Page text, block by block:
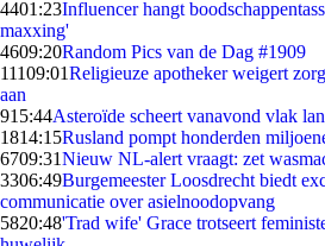
4401:23Influencer hangt
maxxing'
4609:20Random Pics van de Dag #1909
11109:01Religieuze apotheker weigert
aan
915:44Asteroïde scheert vanavond vlak
1814:15Rusland pompt honderden
6709:31Nieuw NL-alert vraagt: zet
3306:49Burgemeester Loosdrecht biedt
communicatie over asielnoodopvang
5820:48'Trad wife' Grace trotseert